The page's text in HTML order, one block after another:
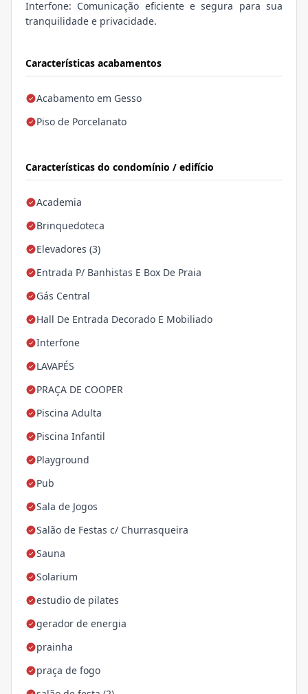
Características acabamentos
Acabamento em Gesso
Piso de Porcelanato
Características do condomínio / edifício
Academia
Brinquedoteca
Elevadores (3)
Entrada P/ Banhistas E Box De Praia
Gás Central
Hall De Entrada Decorado E Mobiliado
Interfone
LAVAPÉS
PRAÇA DE COOPER
Piscina Adulta
Piscina Infantil
Playground
Pub
Sala de Jogos
Salão de Festas c/ Churrasqueira
Sauna
Solarium
estudio de pilates
gerador de energia
prainha
praça de fogo
Interfone: Comunicação eficiente e segura para sua
tranquilidade e privacidade.